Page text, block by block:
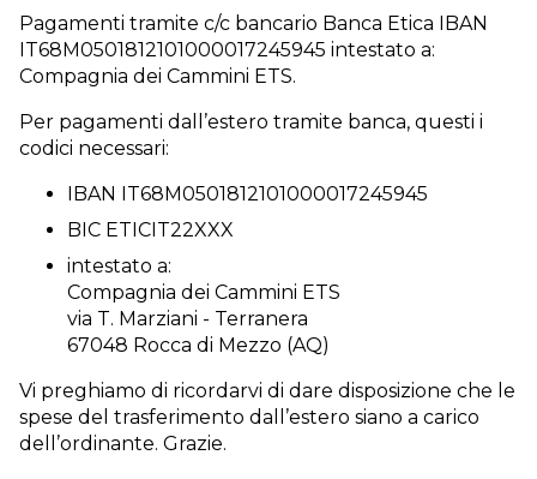
Pagamenti tramite c/c bancario Banca Etica IBAN
IT68M0501812101000017245945 intestato a:
Compagnia dei Cammini ETS.
Per pagamenti dall’estero tramite banca, questi i
codici necessari:
IBAN IT68M0501812101000017245945
BIC ETICIT22XXX
intestato a:
Compagnia dei Cammini ETS
via T. Marziani - Terranera
67048 Rocca di Mezzo (AQ)
Vi preghiamo di ricordarvi di dare disposizione che le
spese del trasferimento dall’estero siano a carico
dell’ordinante. Grazie.